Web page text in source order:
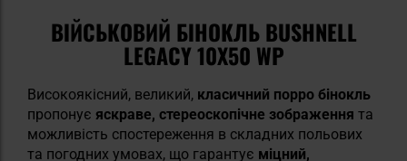
ВІЙСЬКОВИЙ БІНОКЛЬ BUSHNELL
LEGACY 10X50 WP
Високоякісний, великий, класичний порро бінокль
пропонує яскраве, стереоскопічне зображення та
можливість спостереження в складних польових
та погодних умовах, що гарантує міцний,